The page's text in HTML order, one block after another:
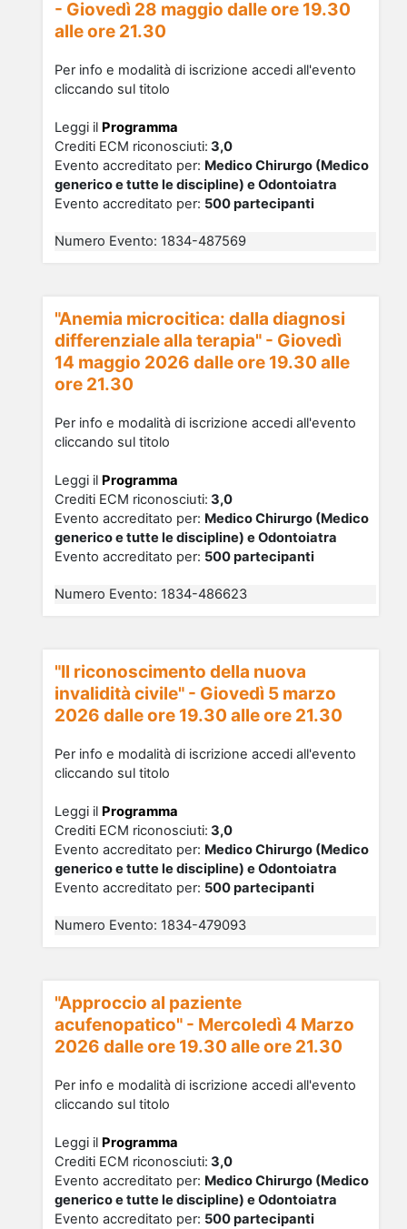
- Giovedì 28 maggio dalle ore 19.30
alle ore 21.30
Per info e modalità di iscrizione accedi all'evento
cliccando sul titolo
Leggi il Programma
Crediti ECM riconosciuti: 3,0
Evento accreditato per: Medico Chirurgo (Medico
generico e tutte le discipline) e Odontoiatra
Evento accreditato per: 500 partecipanti
Numero Evento: 1834-487569
"Anemia microcitica: dalla diagnosi
differenziale alla terapia" - Giovedì
14 maggio 2026 dalle ore 19.30 alle
ore 21.30
Per info e modalità di iscrizione accedi all'evento
cliccando sul titolo
Leggi il Programma
Crediti ECM riconosciuti: 3,0
Evento accreditato per: Medico Chirurgo (Medico
generico e tutte le discipline) e Odontoiatra
Evento accreditato per: 500 partecipanti
Numero Evento: 1834-486623
"Il riconoscimento della nuova
invalidità civile" - Giovedì 5 marzo
2026 dalle ore 19.30 alle ore 21.30
Per info e modalità di iscrizione accedi all'evento
cliccando sul titolo
Leggi il Programma
Crediti ECM riconosciuti: 3,0
Evento accreditato per: Medico Chirurgo (Medico
generico e tutte le discipline) e Odontoiatra
Evento accreditato per: 500 partecipanti
Numero Evento: 1834-479093
"Approccio al paziente
acufenopatico" - Mercoledì 4 Marzo
2026 dalle ore 19.30 alle ore 21.30
Per info e modalità di iscrizione accedi all'evento
cliccando sul titolo
Leggi il Programma
Crediti ECM riconosciuti: 3,0
Evento accreditato per: Medico Chirurgo (Medico
generico e tutte le discipline) e Odontoiatra
Evento accreditato per: 500 partecipanti